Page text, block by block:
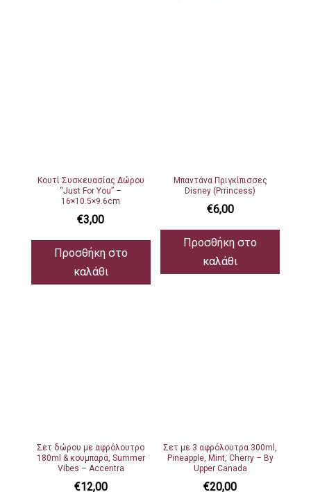
Κουτί Συσκευασίας Δώρου
“Just For You” –
16×10.5×9.6cm
€3,00
Προσθήκη στο
καλάθι
Μπαντάνα Πριγκίπισσες
Disney (Prrincess)
€6,00
Προσθήκη στο
καλάθι
Σετ δώρου με αφρόλουτρο
180ml & κουμπαρά, Summer
Vibes – Accentra
€12,00
Σετ με 3 αφρόλουτρα 300ml,
Pineapple, Mint, Cherry – By
Upper Canada
€20,00